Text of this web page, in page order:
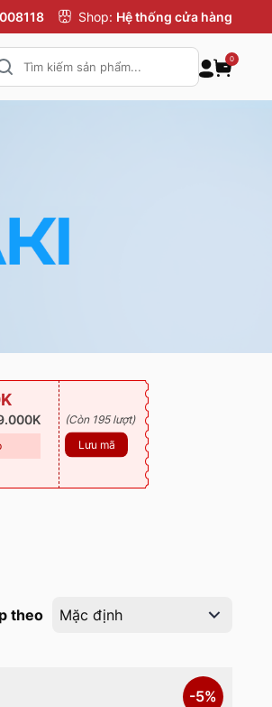
Shop: Hệ thống cửa hàng
0
(Còn 195 lượt)
Lưu mã
theo Mặc định
-5%